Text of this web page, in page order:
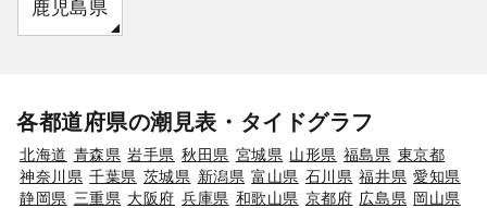
鹿児島県
各都道府県の潮見表・タイドグラフ
北海道 青森県 岩手県 秋田県 宮城県 山形県 福島県 東京都
神奈川県 千葉県 茨城県 新潟県 富山県 石川県 福井県 愛知県
静岡県 三重県 大阪府 兵庫県 和歌山県 京都府 広島県 岡山県